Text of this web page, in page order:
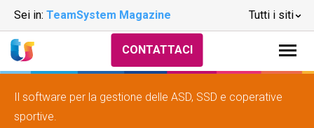
Sei in: TeamSystem Magazine Tutti i siti
CONTATTACI
Il software per la gestione delle ASD, SSD e coperative
sportive.